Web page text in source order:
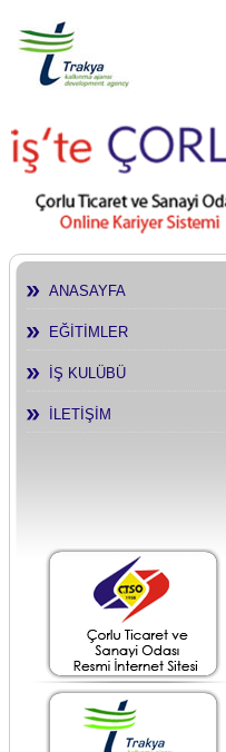
ANASAYFA
EĞİTİMLER
İŞ KULÜBÜ
İLETİŞİM